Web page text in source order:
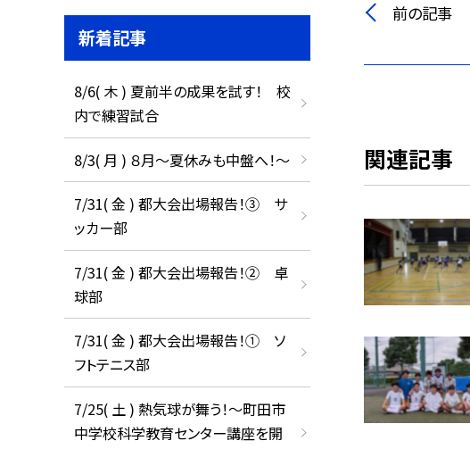
前の記事
関連記事
新着記事
8/6( 木 ) 夏前半の成果を試す！ 校
内で練習試合
8/3( 月 ) ８月〜夏休みも中盤へ！〜
7/31( 金 ) 都大会出場報告！③ サ
ッカー部
7/31( 金 ) 都大会出場報告！② 卓
球部
7/31( 金 ) 都大会出場報告！① ソ
フトテニス部
7/25( 土 ) 熱気球が舞う！〜町田市
中学校科学教育センター講座を開